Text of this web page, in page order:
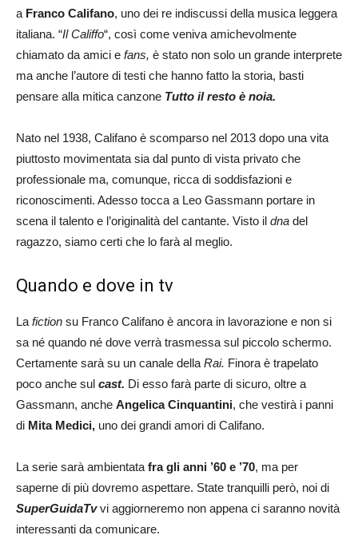
a Franco Califano, uno dei re indiscussi della musica leggera
italiana. “Il Califfo“, così come veniva amichevolmente
chiamato da amici e fans, è stato non solo un grande interprete
ma anche l’autore di testi che hanno fatto la storia, basti
pensare alla mitica canzone Tutto il resto è noia.
Nato nel 1938, Califano è scomparso nel 2013 dopo una vita
piuttosto movimentata sia dal punto di vista privato che
professionale ma, comunque, ricca di soddisfazioni e
riconoscimenti. Adesso tocca a Leo Gassmann portare in
scena il talento e l’originalità del cantante. Visto il dna del
ragazzo, siamo certi che lo farà al meglio.
Quando e dove in tv
La fiction su Franco Califano è ancora in lavorazione e non si
sa né quando né dove verrà trasmessa sul piccolo schermo.
Certamente sarà su un canale della Rai. Finora è trapelato
poco anche sul cast. Di esso farà parte di sicuro, oltre a
Gassmann, anche Angelica Cinquantini, che vestirà i panni
di Mita Medici, uno dei grandi amori di Califano.
La serie sarà ambientata fra gli anni ’60 e ’70, ma per
saperne di più dovremo aspettare. State tranquilli però, noi di
SuperGuidaTvvi aggiorneremo non appena ci saranno novità
interessanti da comunicare.